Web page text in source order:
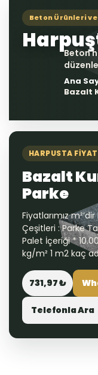
Ana
Bazalt
HARPUSTA
Bazalt
Parke
Fiyatlarımız
Çeşitleri : Parke
Palet İçeriği *
kg/m² 1 m2 kaç
731,97 ₺
Telefonla Ara